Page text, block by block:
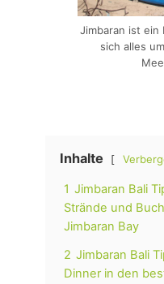
Jimbaran ist
sich alles
Inhalte
1 Jimbaran Bali
Strände und
Jimbaran Bay
2 Jimbaran Bali
Dinner in den